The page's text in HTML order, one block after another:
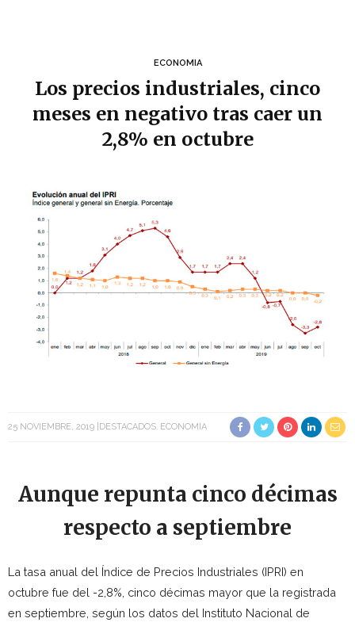
ECONOMIA
Los precios industriales, cinco
meses en negativo tras caer un
2,8% en octubre
25 NOVIEMBRE, 2019 DESTACADOS ECONOMIA
Aunque repunta cinco décimas
respecto a septiembre
La tasa anual del Índice de Precios Industriales (IPRI) en
octubre fue del -2,8%, cinco décimas mayor que la registrada
en septiembre, según los datos del Instituto Nacional de